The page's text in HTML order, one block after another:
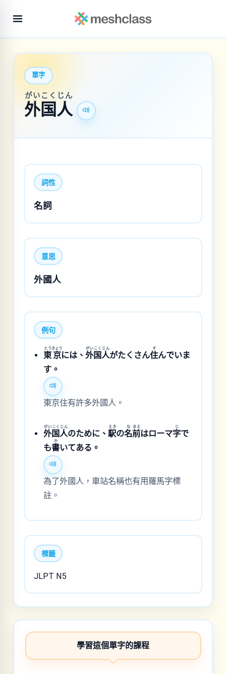
單字
外
がい
国
こく
人
じん
詞性
名詞
意思
外國人
例句
東
とう
京
きょう
には、外
がい
国
こく
人
じん
がたくさん住
す
んでいま
す。
東京住有許多外國人。
外
がい
国
こく
人
じん
のために、駅
えき
の名
な
前
まえ
はローマ字
じ
で
も書
か
いてある。
為了外國人，車站名稱也有用羅馬字標
註。
標籤
JLPT N5
學習這個單字的課程